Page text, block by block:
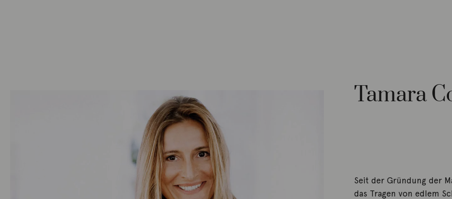
Tamara
Seit der Gründung der
das Tragen von edlem